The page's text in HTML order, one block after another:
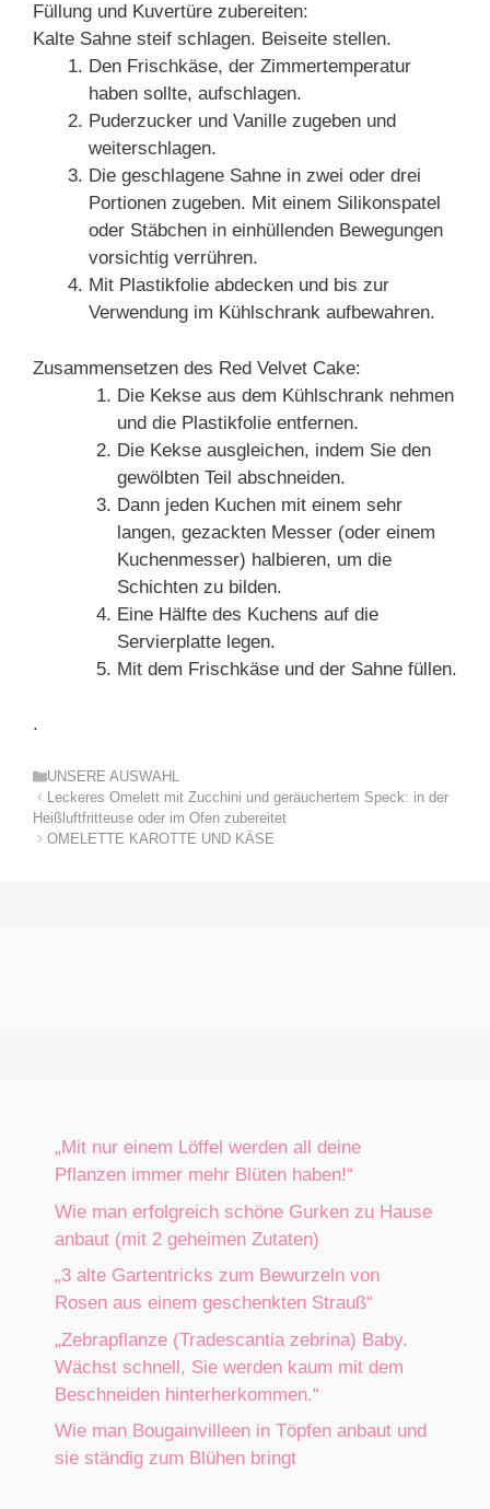
Füllung und Kuvertüre zubereiten:
Kalte Sahne steif schlagen. Beiseite stellen.
Den Frischkäse, der Zimmertemperatur
haben sollte, aufschlagen.
Puderzucker und Vanille zugeben und
weiterschlagen.
Die geschlagene Sahne in zwei oder drei
Portionen zugeben. Mit einem Silikonspatel
oder Stäbchen in einhüllenden Bewegungen
vorsichtig verrühren.
Mit Plastikfolie abdecken und bis zur
Verwendung im Kühlschrank aufbewahren.
Zusammensetzen des Red Velvet Cake:
Die Kekse aus dem Kühlschrank nehmen
und die Plastikfolie entfernen.
Die Kekse ausgleichen, indem Sie den
gewölbten Teil abschneiden.
Dann jeden Kuchen mit einem sehr
langen, gezackten Messer (oder einem
Kuchenmesser) halbieren, um die
Schichten zu bilden.
Eine Hälfte des Kuchens auf die
Servierplatte legen.
Mit dem Frischkäse und der Sahne füllen.
.
Kategorien
UNSERE AUSWAHL
Leckeres Omelett mit Zucchini und geräuchertem Speck: in der
Heißluftfritteuse oder im Ofen zubereitet
OMELETTE KAROTTE UND KÄSE
„Mit nur einem Löffel werden all deine
Pflanzen immer mehr Blüten haben!“
Wie man erfolgreich schöne Gurken zu Hause
anbaut (mit 2 geheimen Zutaten)
„3 alte Gartentricks zum Bewurzeln von
Rosen aus einem geschenkten Strauß“
„Zebrapflanze (Tradescantia zebrina) Baby.
Wächst schnell, Sie werden kaum mit dem
Beschneiden hinterherkommen.“
Wie man Bougainvilleen in Töpfen anbaut und
sie ständig zum Blühen bringt